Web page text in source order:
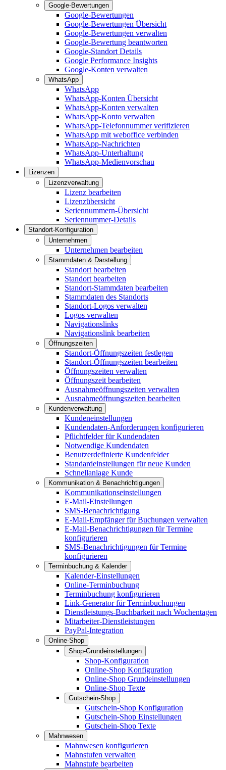
Google-Bewertungen
Google-Bewertungen
Google-Bewertungen Übersicht
Google-Bewertungen verwalten
Google-Bewertung beantworten
Google-Standort Details
Google Performance Insights
Google-Konten verwalten
WhatsApp
WhatsApp
WhatsApp-Konten Übersicht
WhatsApp-Konten verwalten
WhatsApp-Konto verwalten
WhatsApp-Telefonnummer verifizieren
WhatsApp mit weboffice verbinden
WhatsApp-Nachrichten
WhatsApp-Unterhaltung
WhatsApp-Medienvorschau
Lizenzen
Lizenzverwaltung
Lizenz bearbeiten
Lizenzübersicht
Seriennummern-Übersicht
Seriennummer-Details
Standort-Konfiguration
Unternehmen
Unternehmen bearbeiten
Stammdaten & Darstellung
Standort bearbeiten
Standort bearbeiten
Standort-Stammdaten bearbeiten
Stammdaten des Standorts
Standort-Logos verwalten
Logos verwalten
Navigationslinks
Navigationslink bearbeiten
Öffnungszeiten
Standort-Öffnungszeiten festlegen
Standort-Öffnungszeiten bearbeiten
Öffnungszeiten verwalten
Öffnungszeit bearbeiten
Ausnahmeöffnungszeiten verwalten
Ausnahmeöffnungszeiten bearbeiten
Kundenverwaltung
Kundeneinstellungen
Kundendaten-Anforderungen konfigurieren
Pflichtfelder für Kundendaten
Notwendige Kundendaten
Benutzerdefinierte Kundenfelder
Standardeinstellungen für neue Kunden
Schnellanlage Kunde
Kommunikation & Benachrichtigungen
Kommunikationseinstellungen
E-Mail-Einstellungen
SMS-Benachrichtigung
E-Mail-Empfänger für Buchungen verwalten
E-Mail-Benachrichtigungen für Termine
konfigurieren
SMS-Benachrichtigungen für Termine
konfigurieren
Terminbuchung & Kalender
Kalender-Einstellungen
Online-Terminbuchung
Terminbuchung konfigurieren
Link-Generator für Terminbuchungen
Dienstleistungs-Buchbarkeit nach Wochentagen
Mitarbeiter-Dienstleistungen
PayPal-Integration
Online-Shop
Shop-Grundeinstellungen
Shop-Konfiguration
Online-Shop Konfiguration
Online-Shop Grundeinstellungen
Online-Shop Texte
Gutschein-Shop
Gutschein-Shop Konfiguration
Gutschein-Shop Einstellungen
Gutschein-Shop Texte
Mahnwesen
Mahnwesen konfigurieren
Mahnstufen verwalten
Mahnstufe bearbeiten